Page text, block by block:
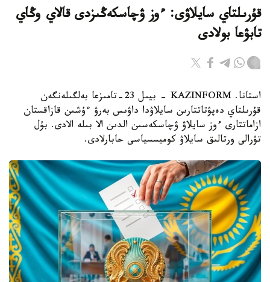
قۇرىلتاي سايلاۋى: ءوز ۋچاسكەڭىزدى قالاي وڭاي
تابۋعا بولادى
استانا. KAZINFORM - بيىل 23-تامىزعا بەلگىلەنگەن
قۇرىلتاي دەپۋتاتتارىن سايلاۋدا داۋىس بەرۋ ءۇشىن قازاقستان
ازاماتتارى ءوز سايلاۋ ۋچاسكەسىن الدىن الا بىلە الادى. بۇل
تۋرالى ورتالىق سايلاۋ كوميسسياسى حابارلادى.